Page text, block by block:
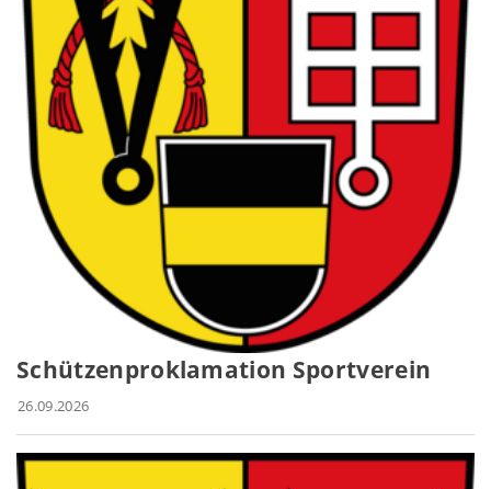
Schützenproklamation Sportverein
26.09.2026